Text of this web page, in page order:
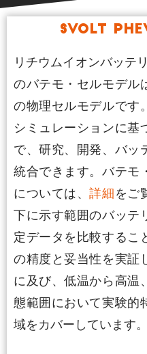
SVOLT
リチウムイオンバッテ
のバテモ・セルモデル
の物理セルモデルです
シミュレーションに基
で、研究、開発、バッ
統合できます。バテモ
については、詳細をご
下に示す範囲のバッテ
定データを比較するこ
の精度と妥当性を実証
に及び、低温から高温
態範囲において実験的
域をカバーしています。